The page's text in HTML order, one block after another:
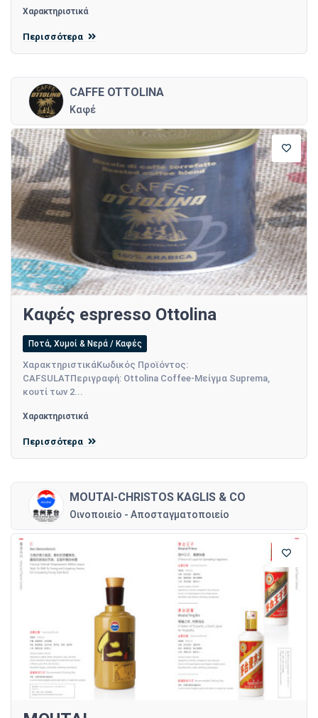
Χαρακτηριστικά
Περισσότερα
CAFFE OTTOLINA
Καφέ
Καφές espresso Ottolina
Ποτά, Χυμοί & Νερά / Καφές
ΧαρακτηριστικάΚωδικός Προϊόντος:
CAFSULATΠεριγραφή: Ottolina Coffee-Μείγμα Suprema,
κουτί των 2...
Χαρακτηριστικά
Περισσότερα
MOUTAI-CHRISTOS KAGLIS & CO
Οινοποιείο - Αποσταγματοποιείο